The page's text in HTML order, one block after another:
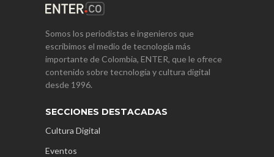
Somos los periodistas e ingenieros que
escribimos el medio de tecnología más
importante de Colombia, ENTER, que le ofrece
contenido sobre tecnología y cultura digital
desde 1996.
SECCIONES DESTACADAS
Cultura Digital
Eventos